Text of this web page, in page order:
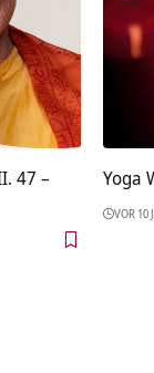
47 –
Yoga
VOR 10